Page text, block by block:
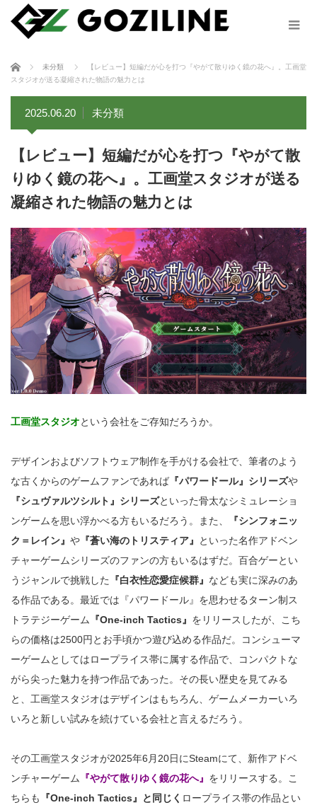
ホーム 未分類
【レビュー】短編だが心を打つ『やがて散りゆく鏡の花へ』。工画堂
スタジオが送る凝縮された物語の魅力とは
2025.06.20 未分類
【レビュー】短編だが心を打つ『やがて散
りゆく鏡の花へ』。工画堂スタジオが送る
凝縮された物語の魅力とは
工画堂スタジオという会社をご存知だろうか。
デザインおよびソフトウェア制作を手がける会社で、筆者のよう
な古くからのゲームファンであれば 『パワードール』シリーズや
『シュヴァルツシルト』シリーズといった骨太なシミュレーショ
ンゲームを思い浮かべる方もいるだろう。また、
『シンフォニッ
ク＝レイン』 や 『蒼い海のトリスティア』
といった名作アドベン
チャーゲームシリーズのファンの方もいるはずだ。百合ゲーとい
うジャンルで挑戦した
『白衣性恋愛症候群』 なども実に深みのあ
る作品である。最近では『パワードール』を思わせるターン制ス
トラテジーゲーム
『One-inch Tactics』 をリリースしたが、こち
らの価格は2500円とお手頃かつ遊び込める作品だ。コンシューマ
ーゲームとしてはロープライス帯に属する作品で、コンパクトな
がら尖った魅力を持つ作品であった。その長い歴史を見てみる
と、工画堂スタジオはデザインはもちろん、ゲームメーカーいろ
いろと新しい試みを続けている会社と言えるだろう。
その工画堂スタジオが2025年6月20日にSteamにて、新作アドベ
ンチャーゲーム
『やがて散りゆく鏡の花へ』 をリリースする。こ
ちらも
『One-inch Tactics』と同じく ロープライス帯の作品とい